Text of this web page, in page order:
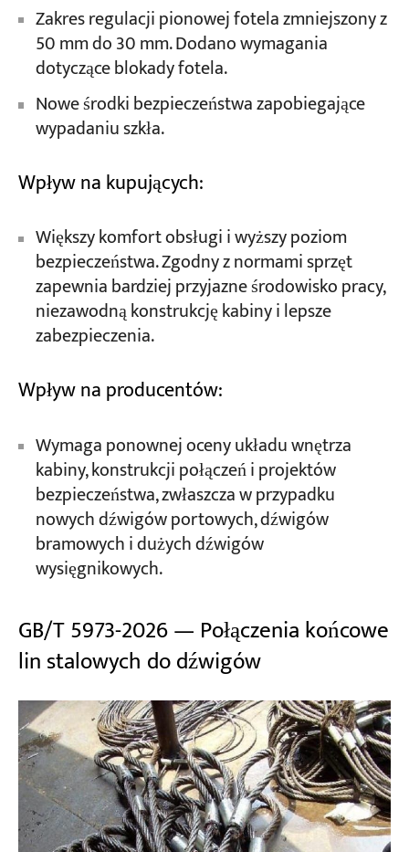
Zakres regulacji pionowej fotela zmniejszony z
50 mm do 30 mm. Dodano wymagania
dotyczące blokady fotela.
Nowe środki bezpieczeństwa zapobiegające
wypadaniu szkła.
Wpływ na kupujących:
Większy komfort obsługi i wyższy poziom
bezpieczeństwa. Zgodny z normami sprzęt
zapewnia bardziej przyjazne środowisko pracy,
niezawodną konstrukcję kabiny i lepsze
zabezpieczenia.
Wpływ na producentów:
Wymaga ponownej oceny układu wnętrza
kabiny, konstrukcji połączeń i projektów
bezpieczeństwa, zwłaszcza w przypadku
nowych dźwigów portowych, dźwigów
bramowych i dużych dźwigów
wysięgnikowych.
GB/T 5973-2026 — Połączenia końcowe
lin stalowych do dźwigów